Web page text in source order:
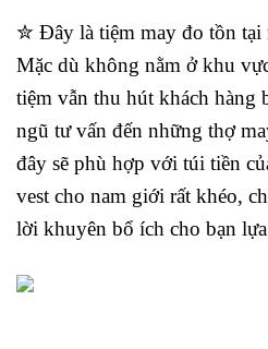
✮ Đây là tiệm may đo tồn tại
Mặc dù không nằm ở khu
tiệm vẫn thu hút khách hàng
ngũ tư vấn đến những thợ
đây sẽ phù hợp với túi tiền
vest cho nam giới rất khéo,
lời khuyên bổ ích cho bạn